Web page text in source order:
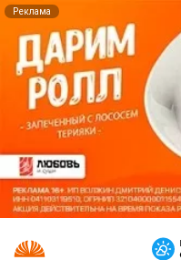
Реклама